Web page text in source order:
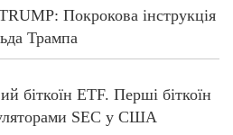
Покрокова інструкція
Трампа
біткоїн ETF. Перші біткоїн
SEC у США